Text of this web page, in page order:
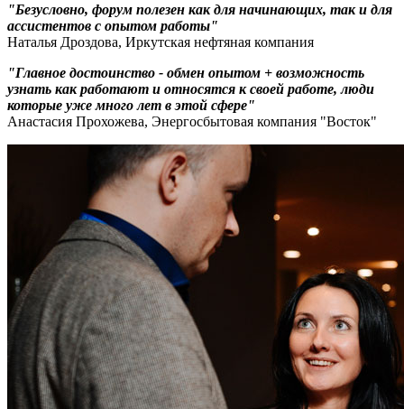
"Безусловно, форум полезен как для начинающих, так и для
ассистентов с опытом работы"
Наталья Дроздова, Иркутская нефтяная компания
"Главное достоинство - обмен опытом + возможность
узнать как работают и относятся к своей работе, люди
которые уже много лет в этой сфере"
Анастасия Прохожева, Энергосбытовая компания "Восток"